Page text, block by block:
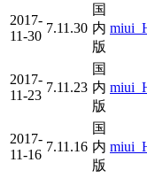
2017-
11-30
7.11.30
国
内
版
2017-
11-23
7.11.23
国
内
版
2017-
11-16
7.11.16
国
内
版